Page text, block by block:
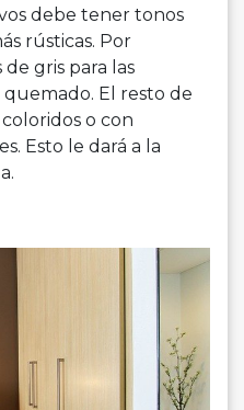
debe tener tonos
rústicas. Por
gris para las
El resto de
o con
Esto le dará a la